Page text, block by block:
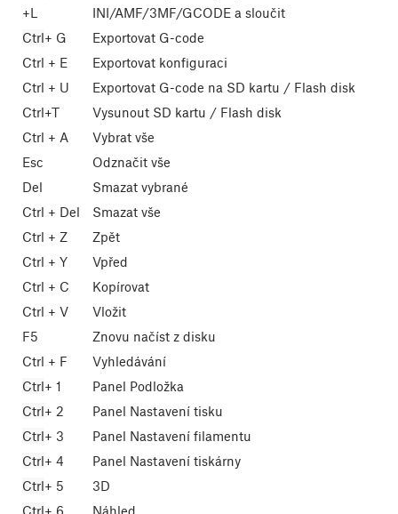
+L
INI/AMF/3MF/GCODE a sloučit
Ctrl+ G
Exportovat G-code
Ctrl + E
Exportovat konfiguraci
Ctrl + U
Exportovat G-code na SD kartu / Flash disk
Ctrl+T
Vysunout SD kartu / Flash disk
Ctrl + A
Vybrat vše
Esc
Odznačit vše
Del
Smazat vybrané
Ctrl + Del
Smazat vše
Ctrl + Z
Zpět
Ctrl + Y
Vpřed
Ctrl + C
Kopírovat
Ctrl + V
Vložit
F5
Znovu načíst z disku
Ctrl + F
Vyhledávání
Ctrl+ 1
Panel Podložka
Ctrl+ 2
Panel Nastavení tisku
Ctrl+ 3
Panel Nastavení filamentu
Ctrl+ 4
Panel Nastavení tiskárny
Ctrl+ 5
3D
Ctrl+ 6
Náhled